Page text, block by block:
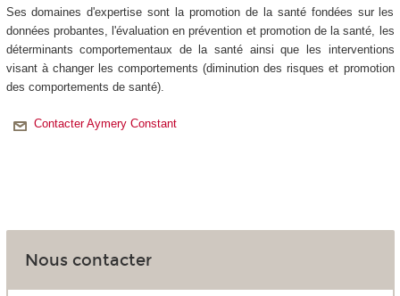
Ses domaines d'expertise sont la promotion de la santé fondées sur les
données probantes, l'évaluation en prévention et promotion de la santé, les
déterminants comportementaux de la santé ainsi que les interventions
visant à changer les comportements (diminution des risques et promotion
des comportements de santé).
Contacter Aymery Constant
Nous contacter